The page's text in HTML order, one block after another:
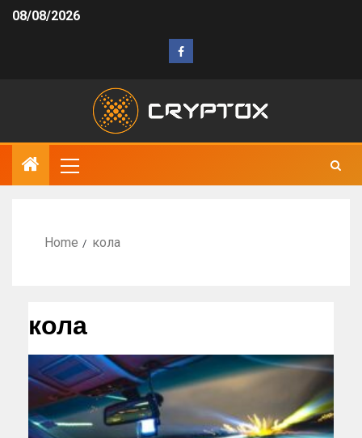
08/08/2026
Home кола
кола